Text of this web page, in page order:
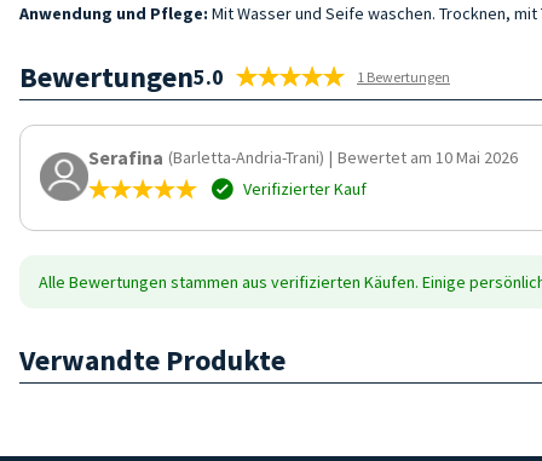
Anwendung und Pflege: Mit Wasser und Seife waschen. Trocknen,
Bewertungen5.0 1 Bewertungen
Serafina (Barletta-Andria-Trani) | Bewertet am 10 Mai 2026
Verifizierter Kauf
Alle Bewertungen stammen aus verifizierten Käufen. Einige
Verwandte Produkte